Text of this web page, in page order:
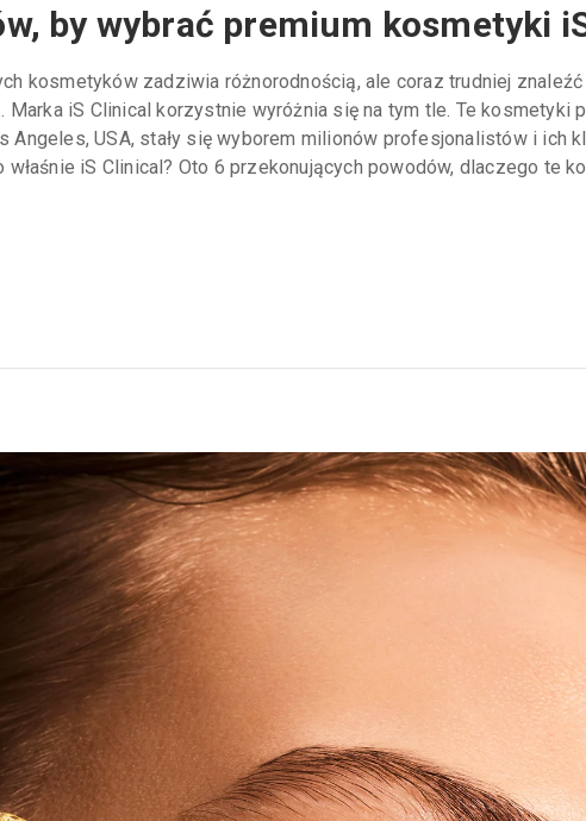
by wybrać premium kosmetyki
kosmetyków zadziwia różnorodnością, ale coraz trudniej
Marka iS Clinical korzystnie wyróżnia się na tym tle. Te kosmetyki
Angeles, USA, stały się wyborem milionów profesjonalistów i ich
właśnie iS Clinical? Oto 6 przekonujących powodów, dlaczego te